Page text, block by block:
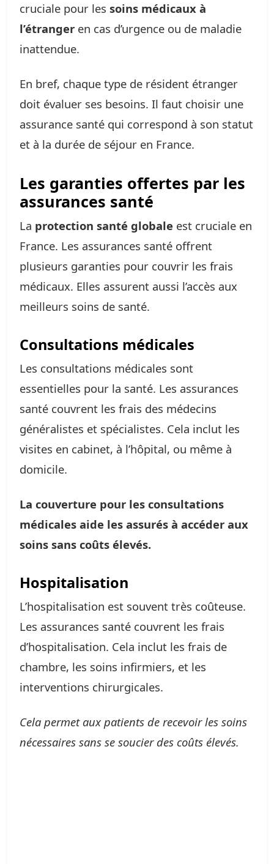
cruciale pour les soins médicaux à
l’étranger en cas d’urgence ou de maladie
inattendue.
En bref, chaque type de résident étranger
doit évaluer ses besoins. Il faut choisir une
assurance santé qui correspond à son statut
et à la durée de séjour en France.
Les garanties offertes par les
assurances santé
La protection santé globale est cruciale en
France. Les assurances santé offrent
plusieurs garanties pour couvrir les frais
médicaux. Elles assurent aussi l’accès aux
meilleurs soins de santé.
Consultations médicales
Les consultations médicales sont
essentielles pour la santé. Les assurances
santé couvrent les frais des médecins
généralistes et spécialistes. Cela inclut les
visites en cabinet, à l’hôpital, ou même à
domicile.
La couverture pour les consultations
médicales aide les assurés à accéder aux
soins sans coûts élevés.
Hospitalisation
L’hospitalisation est souvent très coûteuse.
Les assurances santé couvrent les frais
d’hospitalisation. Cela inclut les frais de
chambre, les soins infirmiers, et les
interventions chirurgicales.
Cela permet aux patients de recevoir les soins
nécessaires sans se soucier des coûts élevés.